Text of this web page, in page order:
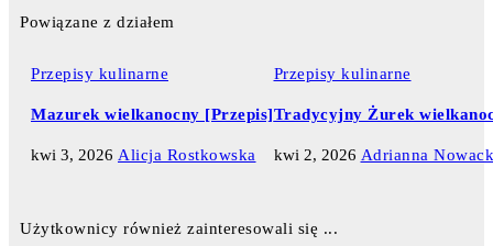
Powiązane z działem
Przepisy kulinarne
Mazurek wielkanocny [Przepis]
kwi 3, 2026 Alicja Rostkowska
Przepisy kulinarne
Tradycyjny Żurek
kwi 2, 2026 Adrianna
Użytkownicy również zainteresowali się ...